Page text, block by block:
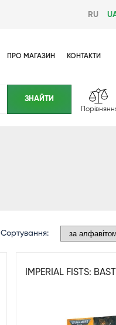
RU
ПРО МАГАЗИН КОНТАКТИ
Сортування:
IMPERIAL FISTS: